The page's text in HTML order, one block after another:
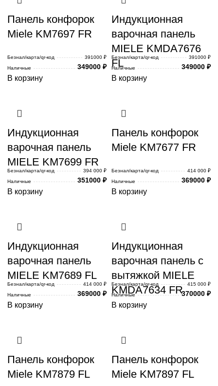
Панель конфорок
Miele KM7697 FR
Безнал/карта/qr-код
391000 ₽
Наличные
349000 ₽
В корзину
Индукционная
варочная панель
MIELE KMDA7676
FL
Безнал/карта/qr-код
391000 ₽
Наличные
349000 ₽
В корзину
Индукционная
варочная панель
MIELE KM7699 FR
Безнал/карта/qr-код
394 000 ₽
Наличные
351000 ₽
В корзину
Панель конфорок
Miele KM7677 FR
Безнал/карта/qr-код
414 000 ₽
Наличные
369000 ₽
В корзину
Индукционная
варочная панель
MIELE KM7689 FL
Безнал/карта/qr-код
414 000 ₽
Наличные
369000 ₽
В корзину
Индукционная
варочная панель с
вытяжкой MIELE
KMDA7634 FR
Безнал/карта/qr-код
415 000 ₽
Наличные
370000 ₽
В корзину
Панель конфорок
Miele KM7879 FL
Панель конфорок
Miele KM7897 FL